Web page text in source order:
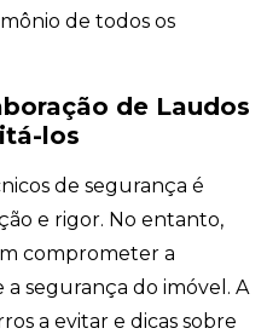
de todos os
de Laudos
los
de segurança é
e rigor. No entanto,
comprometer a
segurança do imóvel. A
a evitar e dicas sobre